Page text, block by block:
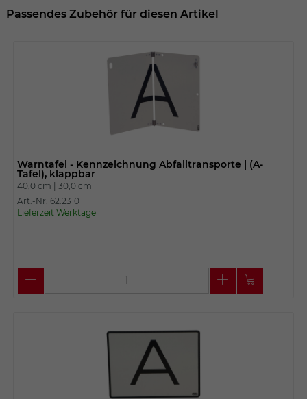
Passendes Zubehör für diesen Artikel
Warntafel - Kennzeichnung Abfalltransporte | (A-
Tafel), klappbar
40,0 cm | 30,0 cm
Art.-Nr. 62.2310
Lieferzeit Werktage
Wir installiert sobald sich der Nutzer an